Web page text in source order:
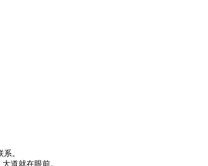
。
道就在眼前。